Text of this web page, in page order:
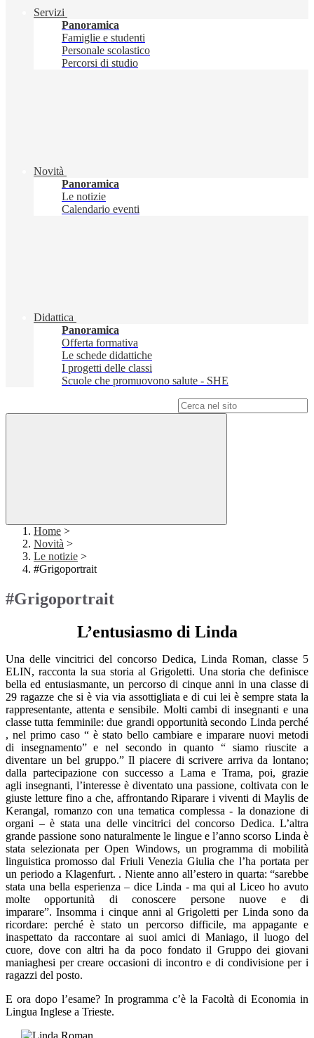
Servizi
Panoramica
Famiglie e studenti
Personale scolastico
Percorsi di studio
Novità
Panoramica
Le notizie
Calendario eventi
Didattica
Panoramica
Offerta formativa
Le schede didattiche
I progetti delle classi
Scuole che promuovono salute - SHE
Home >
Novità >
Le notizie >
#Grigoportrait
#Grigoportrait
L’entusiasmo di Linda
Una delle vincitrici del concorso Dedica, Linda Roman, classe 5
ELIN, racconta la sua storia al Grigoletti. Una storia che definisce
bella ed entusiasmante, un percorso di cinque anni in una classe di
29 ragazze che si è via via assottigliata e di cui lei è sempre stata la
rappresentante, attenta e sensibile. Molti cambi di insegnanti e una
classe tutta femminile: due grandi opportunità secondo Linda perché
, nel primo caso “ è stato bello cambiare e imparare nuovi metodi
di insegnamento” e nel secondo in quanto “ siamo riuscite a
diventare un bel gruppo.” Il piacere di scrivere arriva da lontano;
dalla partecipazione con successo a Lama e Trama, poi, grazie
agli insegnanti, l’interesse è diventato una passione, coltivata con le
giuste letture fino a che, affrontando Riparare i viventi di Maylis de
Kerangal, romanzo con una tematica complessa - la donazione di
organi – è stata una delle vincitrici del concorso Dedica. L’altra
grande passione sono naturalmente le lingue e l’anno scorso Linda è
stata selezionata per Open Windows, un programma di mobilità
linguistica promosso dal Friuli Venezia Giulia che l’ha portata per
un periodo a Klagenfurt. . Niente anno all’estero in quarta: “sarebbe
stata una bella esperienza – dice Linda - ma qui al Liceo ho avuto
molte opportunità di conoscere persone nuove e di
imparare”. Insomma i cinque anni al Grigoletti per Linda sono da
ricordare: perché è stato un percorso difficile, ma appagante e
inaspettato da raccontare ai suoi amici di Maniago, il luogo del
cuore, dove con altri ha da poco fondato il Gruppo dei giovani
maniaghesi per creare occasioni di incontro e di condivisione per i
ragazzi del posto.
E ora dopo l’esame? In programma c’è la Facoltà di Economia in
Lingua Inglese a Trieste.